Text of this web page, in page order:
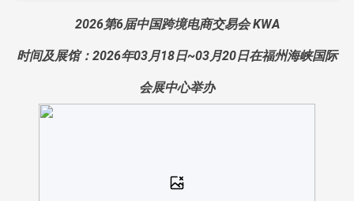
2026第6届中国跨境电商交易会 KWA
时间及展馆：2026年03月18日~03月20日在福州海峡国际
会展中心举办